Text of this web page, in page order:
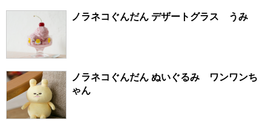
ノラネコぐんだん デザートグラス うみ
ノラネコぐんだん ぬいぐるみ ワンワンち
ゃん